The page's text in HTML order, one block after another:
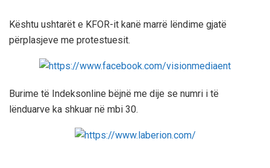
Kështu ushtarët e KFOR-it kanë marrë lëndime gjatë
përplasjeve me protestuesit.
Burime të Indeksonline bëjnë me dije se numri i të
lënduarve ka shkuar në mbi 30.